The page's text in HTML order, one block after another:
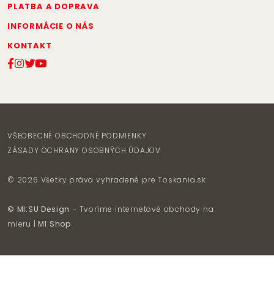
PLATBA A DOPRAVA
INFORMÁCIE O NÁS
KONTAKT
VŠEOBECNÉ OBCHODNÉ PODMIENKY
ZÁSADY OCHRANY OSOBNÝCH ÚDAJOV
© 2026 Všetky práva vyhradené preToskania.sk
© MI:SU Design - Tvoríme internetové obchody na
mieru | MI:Shop